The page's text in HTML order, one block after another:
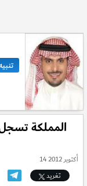
المملكة
14 أكتوبر 2012
تغريد